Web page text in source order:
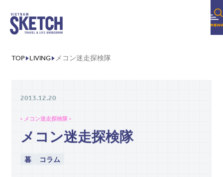
TOP LIVING メコン迷走探検隊
2013.12.20
• メコン迷走探検隊 •
メコン迷走探検隊
暮 コラム